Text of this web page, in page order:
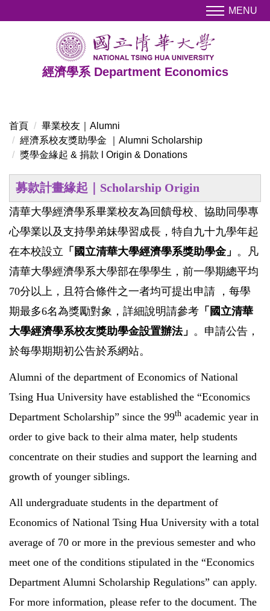
到
經濟學系 Department Economics
MENU
首頁
畢業校友｜Alumni
經濟系校友獎助學金 ｜Alumni Scholarship
獎學金緣起 & 捐款 l Origin & Donations
募款計畫緣起｜ Scholarship Origin
清華大學經濟學系畢業校友為回饋母校、協助同學專
心學業以及支持學弟妹學習成長，特自九十九學年起
在本校設立 「國立清華大學經濟學系獎助學金」 。 凡
清華大學經濟學系大學部在學學生，前一學期總平均
70分以上，且符合條件之一者均可提出申請 ，每學
期最多6名為獎勵對象，詳細說明請參考 「 國立清華
大學經濟學系校友獎助學金設置辦法」 。申請公告，
於每學期期初公告於系網站。
Alumni of the department of Economics of National
Tsing Hua University have established the “Economics
Department Scholarship” since the 99th academic year in
order to give back to their alma mater, help students
concentrate on their studies and support the learning and
growth of younger siblings.
All undergraduate students in the department of
Economics of National Tsing Hua University with a total
average of 70 or more in the previous semester and who
meet one of the conditions stipulated in the “Economics
Department Alumni Scholarship Regulations” can apply.
For more information, please refer to the document. The